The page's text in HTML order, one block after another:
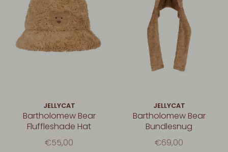
JELLYCAT
Bartholomew Bear
Fluffleshade Hat
€55,00
JELLYCAT
Bartholomew Bear
Bundlesnug
€69,00